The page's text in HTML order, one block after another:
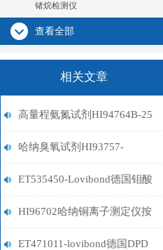
锗烷检测仪
查看全部
相关文章
高量程氨氮试剂HI94764B-25
哈纳臭氧试剂HI93757-
01/HI93757-03
ET535450-Lovibond德国钼酸
盐试剂
HI96702哈纳铜离子测定仪按
键说明
ET471011-lovibond德国DPD